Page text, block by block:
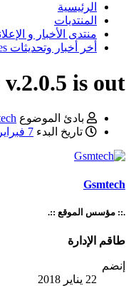
الرئيسية
المنتديات
منتدى الأخبار و
أخر أخبار وتحديثات GSM News & Updates
is out
بادئ الموضوع
تاريخ البدء 7 فبراير 2020
Gsmtech
.:: مؤسس الموقع ::.
طاقم الإدارة
إنضم
22 يناير 2018